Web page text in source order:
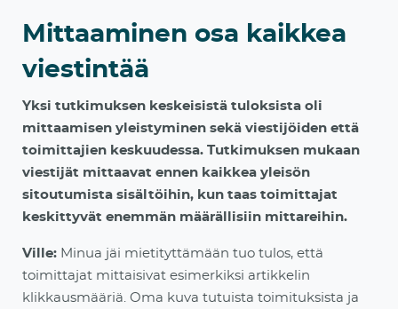
Mittaaminen osa kaikkea
viestintää
Yksi tutkimuksen keskeisistä tuloksista oli
mittaamisen yleistyminen sekä viestijöiden että
toimittajien keskuudessa. Tutkimuksen mukaan
viestijät mittaavat ennen kaikkea yleisön
sitoutumista sisältöihin, kun taas toimittajat
keskittyvät enemmän määrällisiin mittareihin.
Ville: Minua jäi mietityttämään tuo tulos, että
toimittajat mittaisivat esimerkiksi artikkelin
klikkausmääriä. Oma kuva tutuista toimituksista ja